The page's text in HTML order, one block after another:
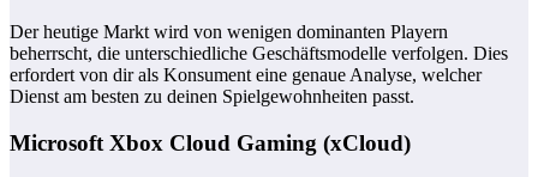
Der heutige Markt wird von wenigen dominanten Playern
beherrscht, die unterschiedliche Geschäftsmodelle verfolgen. Dies
erfordert von dir als Konsument eine genaue Analyse, welcher
Dienst am besten zu deinen Spielgewohnheiten passt.
Microsoft Xbox Cloud Gaming (xCloud)